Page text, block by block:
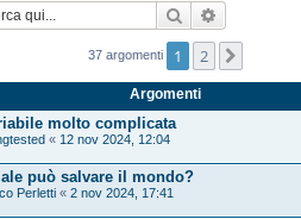
Cerca
37 argomenti 1 2
Argomenti
molto complicata
« 12 nov 2024, 12:04
può salvare il mondo?
Perletti « 2 nov 2024, 17:41